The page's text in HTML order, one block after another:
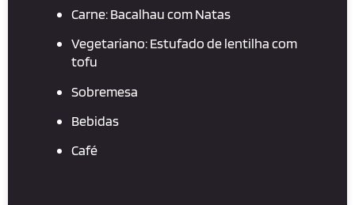
Carne: Bacalhau com Natas
Vegetariano: Estufado de lentilha com
tofu
Sobremesa
Bebidas
Café